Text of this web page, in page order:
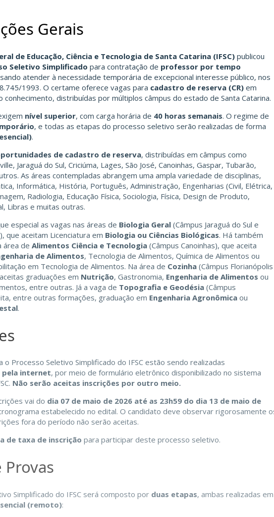
Gerais
de Educação, Ciência e Tecnologia de Santa Catarina (IFSC) publicou
Seletivo Simplificado para contratação de professor por tempo
atender à necessidade temporária de excepcional interesse público, nos
1993. O certame oferece vagas para cadastro de reserva (CR) em
conhecimento, distribuídas por múltiplos câmpus do estado de Santa Catarina.
nível superior, com carga horária de 40 horas semanais. O regime de
, e todas as etapas do processo seletivo serão realizadas de forma
.
de cadastro de reserva, distribuídas em câmpus como
Jaraguá do Sul, Criciúma, Lages, São José, Canoinhas, Gaspar, Tubarão,
As áreas contempladas abrangem uma ampla variedade de disciplinas,
Informática, História, Português, Administração, Engenharias (Civil, Elétrica,
Radiologia, Educação Física, Sociologia, Física, Design de Produto,
Libras e muitas outras.
especial as vagas nas áreas de Biologia Geral (Câmpus Jaraguá do Sul e
que aceitam Licenciatura em Biologia ou Ciências Biológicas. Há também
área de Alimentos Ciência e Tecnologia (Câmpus Canoinhas), que aceita
de Alimentos, Tecnologia de Alimentos, Química de Alimentos ou
em Tecnologia de Alimentos. Na área de Cozinha (Câmpus Florianópolis
graduações em Nutrição, Gastronomia, Engenharia de Alimentos ou
entre outras. Já a vaga de Topografia e Geodésia (Câmpus
entre outras formações, graduação em Engenharia Agronômica ou
.
o Processo Seletivo Simplificado do IFSC estão sendo realizadas
pela internet, por meio de formulário eletrônico disponibilizado no sistema
Não serão aceitas inscrições por outro meio.
vai do dia 07 de maio de 2026 até as 23h59 do dia 13 de maio de
estabelecido no edital. O candidato deve observar rigorosamente
fora do período não serão aceitas.
de taxa de inscrição para participar deste processo seletivo.
Provas
Simplificado do IFSC será composto por duas etapas, ambas realizadas em
(remoto):